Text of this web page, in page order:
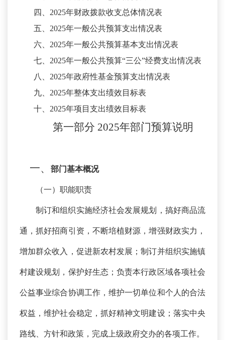
四、 2025年财政拨款收支总体情况表
五、 2025年一般公共预算支出情况表
六、 2025年一般公共预算基本支出情况表
七、 2025年一般公共预算“三公”经费支出情况表
八、 2025年政府性基金预算支出情况表
九、 2025年整体支出绩效目标表
十、 2025年项目支出绩效目标表
第一部分 2025年部门预算说明
一、 部门基本概况
（一）职能职责
制订和组织实施经济社会发展规划，搞好商品流
通，抓好招商引资，不断培植财源，增强财政实力，
增加群众收入，促进新农村发展；制订并组织实施镇
村建设规划，保护好生态；负责本行政区域各项社会
公益事业综合协调工作，维护一切单位和个人的合法
权益，维护社会稳定，抓好精神文明建设；落实中央
路线、方针和政策，完成上级政府交办的各项工作。